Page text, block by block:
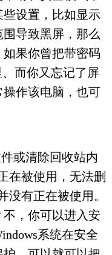
设置，比如显示
导致黑屏，那么
果你曾把带密码
而你又忘记了屏
作该电脑，也可
或清除回收站内
在被使用，无法删
没有正在被使用。
，你可以进入安
系统在安全